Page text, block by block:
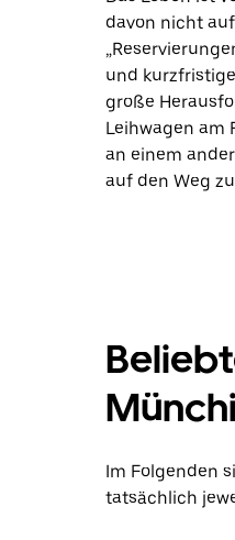
davon nicht
und
große
Leihwagen am
an einem
auf den Weg
Im Folgenden
tatsächlich